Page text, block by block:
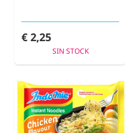
€ 2,25
SIN STOCK